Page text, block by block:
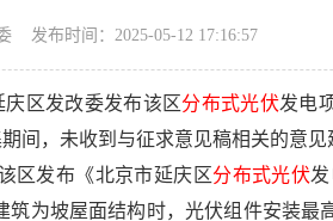
发布时间：2025-05-12 17:16:57
庆区发改委发布该区分布式光伏发电
间，未收到与征求意见稿相关的意见
区发布《北京市延庆区分布式光伏
筑为坡屋面结构时，光伏组件安装最